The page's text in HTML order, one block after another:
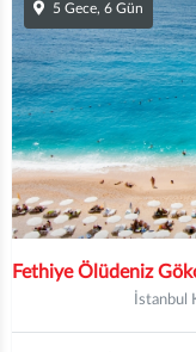
5 Gece, 6 Gün
İstanbul